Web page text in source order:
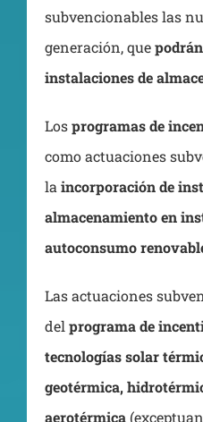
subvencionables las
generación, que
instalaciones de
Losprogramas de
como actuaciones
la incorporación de
almacenamiento en
autoconsumo
Las actuaciones
del programa de
tecnologías solar
geotérmica,
aerotérmica